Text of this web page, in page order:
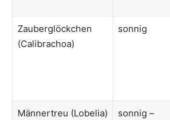
Zauberglöckchen
(Calibrachoa)
sonnig
Männertreu (Lobelia)
sonnig –